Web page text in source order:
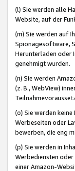
(l) Sie werden alle
Website, auf der
(m) Sie werden auf
Spionagesoftware,
Herunterladen oder
genehmigt wurden.
(n) Sie werden
(z. B., WebView)
(o) Sie werden
Werbeseiten oder
bewerben, die eng
(p) Sie werden in
Werbediensten oder
einer Amazon-